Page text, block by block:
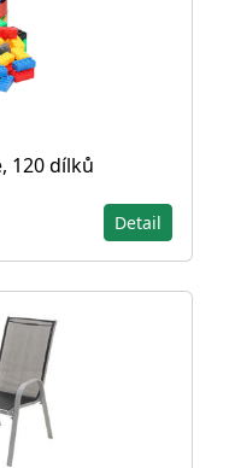
120 dílků
Detail